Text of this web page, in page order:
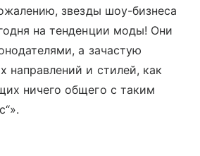
звезды шоу-бизнеса
на тенденции моды! Они
а зачастую
направлений и стилей, как
ничего общего с таким